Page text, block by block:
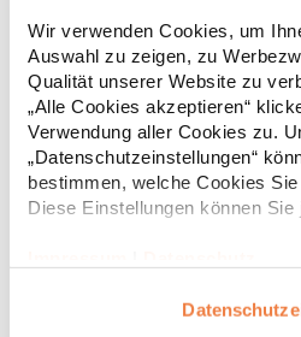
Wir verwenden Cookies, um
Auswahl zu zeigen, zu
Qualität unserer Website zu
„Alle Cookies akzeptieren“
Verwendung aller Cookies zu.
„Datenschutzeinstellungen“
bestimmen, welche Cookies
Diese Einstellungen können Sie
mit Polyfilm für Formstabilität Flachstrick-Kragen und
Ärmelbündchen in Rippstrick Doppelnähte an Schultern
Verstärkte Nähte an stark beanspruchten
Etikett im Kragen für die einfache
Verstärkte Knopfleiste mit drei Knöpfen
Brusttasche mit Knopfverschluss Verstärkte Seitenschlitze
Ersatzknopf Stehkragen Angesetzte Ärmel Weiches Piquet-
Gewebe mit COOL-DRY
Eigenschaften, Atmungsaktivität und
R312XHersteller: Result Clothing
* Preise inkl. gesetzlicher Mwst. +